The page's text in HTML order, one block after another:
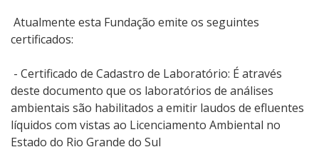
Atualmente esta Fundação emite os seguintes
certificados:
- Certificado de Cadastro de Laboratório: É através
deste documento que os laboratórios de análises
ambientais são habilitados a emitir laudos de efluentes
líquidos com vistas ao Licenciamento Ambiental no
Estado do Rio Grande do Sul